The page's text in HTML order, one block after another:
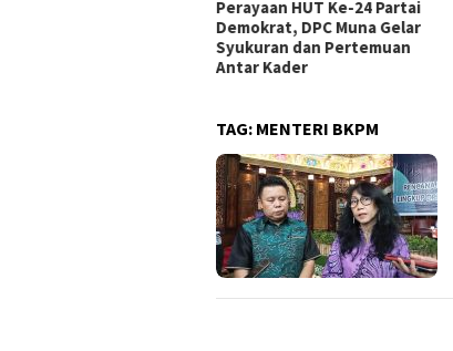
Perayaan HUT Ke-24 Partai
Demokrat, DPC Muna Gelar
Syukuran dan Pertemuan
Antar Kader
TAG: MENTERI BKPM